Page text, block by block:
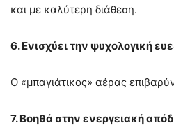
και με καλύτερη διάθεση.
6. Ενισχύει την ψυχολογική
Ο «μπαγιάτικος» αέρας
7. Βοηθά στην ενεργειακή